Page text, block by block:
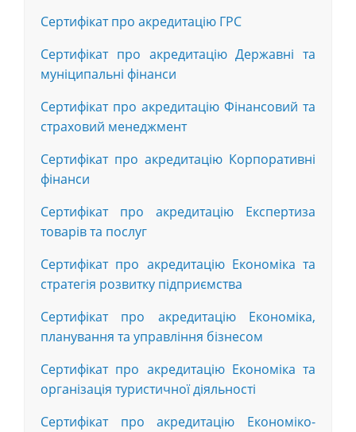
Сертифікат про акредитацію ГРС
Сертифікат про акредитацію Державні та
муніципальні фінанси
Сертифікат про акредитацію Фінансовий та
страховий менеджмент
Сертифікат про акредитацію Корпоративні
фінанси
Сертифікат про акредитацію Експертиза
товарів та послуг
Сертифікат про акредитацію Економіка та
стратегія розвитку підприємства
Сертифікат про акредитацію Економіка,
планування та управління бізнесом
Сертифікат про акредитацію Економіка та
організація туристичної діяльності
Сертифікат про акредитацію Економіко-